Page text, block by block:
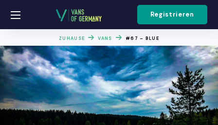
Registrieren
ZUHAUSE VANS #67 – BLUE